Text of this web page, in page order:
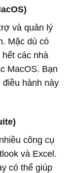
và quản lý
Mặc dù có
các nhà
MacOS. Bạn
hành này
công cụ
và Excel.
có thể giúp